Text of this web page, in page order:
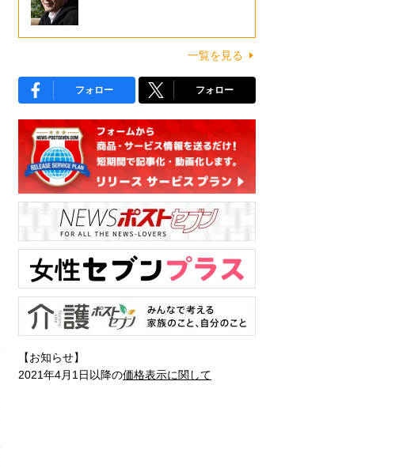
一覧を見る
フォロー フォロー
【お知らせ】
2021年4月1日以降の価格表示に関して